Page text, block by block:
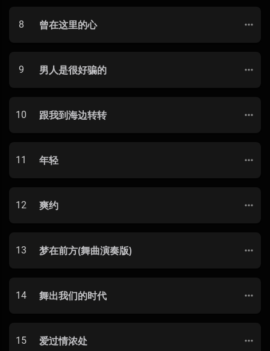
8 曾在这里的心
9 男人是很好骗的
10 跟我到海边转转
11 年轻
12 爽约
13 梦在前方(舞曲演奏版)
14 舞出我们的时代
15 爱过情浓处